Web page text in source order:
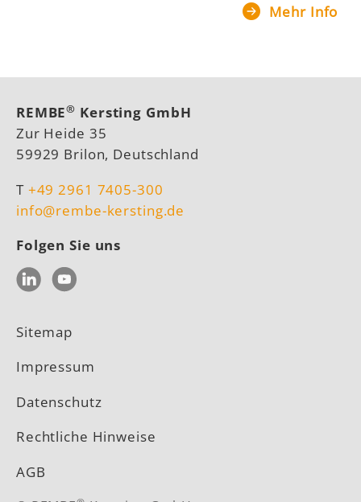
Mehr Info
REMBE® Kersting GmbH
Zur Heide 35
59929 Brilon, Deutschland
T +49 2961 7405-300
info@rembe-kersting.de
Folgen Sie uns
LinkedInYouTube
Sitemap
Impressum
Datenschutz
Rechtliche Hinweise
AGB